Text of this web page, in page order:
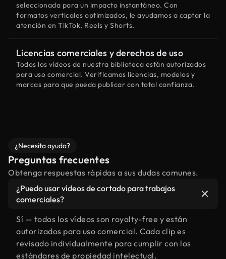
seleccionada para un impacto instantáneo. Con
formatos verticales optimizados, le ayudamos a captar la
atención en TikTok, Reels y Shorts.
Licencias comerciales y derechos de uso
Todos los vídeos de nuestra biblioteca están autorizados
para uso comercial. Verificamos licencias, modelos y
marcas para que pueda publicar con total confianza.
¿Necesita ayuda?
Preguntas frecuentes
Obtenga respuestas rápidas a sus dudas comunes.
¿Puedo usar vídeos de cortado para trabajos
comerciales?
Sí — todos los vídeos son royalty-free y están
autorizados para uso comercial. Cada clip es
revisado individualmente para cumplir con los
estándares de propiedad intelectual.